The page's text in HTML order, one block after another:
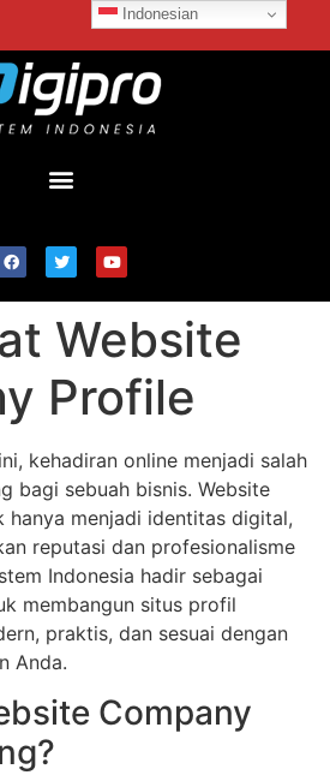
Website
Profile
kehadiran online menjadi salah
bagi sebuah bisnis. Website
menjadi identitas digital,
reputasi dan profesionalisme
Indonesia hadir sebagai
membangun situs profil
praktis, dan sesuai dengan
Anda.
Company
Indonesian